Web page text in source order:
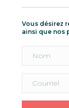
Vous désirez
ainsi que nos